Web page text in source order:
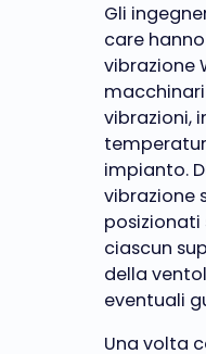
Gli
care
vibrazione
vibrazioni,
impianto.
vibrazione
posizionati
ciascun
della
eventuali
Una volta